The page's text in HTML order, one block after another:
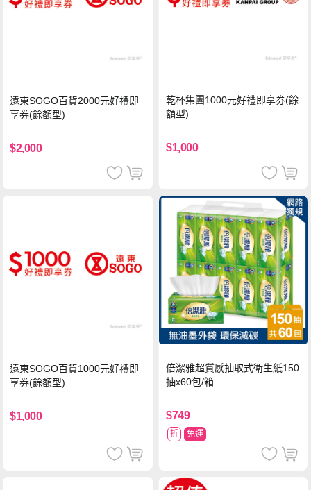
遠東SOGO百貨2000元好禮即
享券(餘額型)
$2,000
乾杯集團1000元好禮即享券(餘
額型)
$1,000
遠東SOGO百貨1000元好禮即
享券(餘額型)
$1,000
倍潔雅超質感抽取式衛生紙150
抽x60包/箱
$749
折 免運